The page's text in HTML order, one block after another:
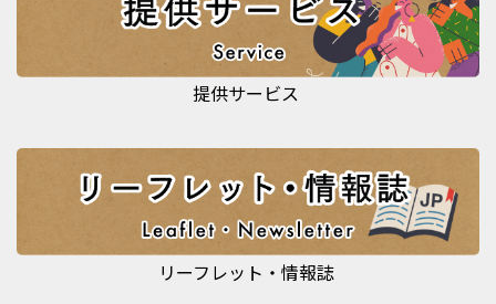
提供サービス
リーフレット・情報誌